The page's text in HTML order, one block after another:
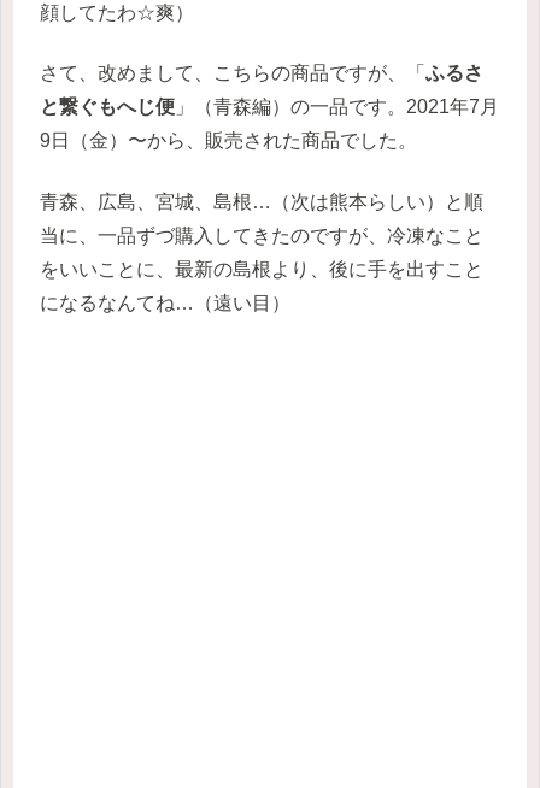
顔してたわ☆爽）
さて、改めまして、こちらの商品ですが、「 ふるさ
と繋ぐもへじ便 」（青森編）の一品です。2021年7月
9日（金）〜から、販売された商品でした。
青森、広島、宮城、島根…（次は熊本らしい）と順
当に、一品ずづ購入してきたのですが、冷凍なこと
をいいことに、最新の島根より、後に手を出すこと
になるなんてね…（遠い目）